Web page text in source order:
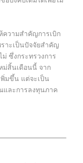
ความสำคัญการเบิก
าะเป็นปัจจัยสำคัญ
ซึ่งกระทรวงการ
ม่สิ้นเดือนนี้ จาก
พิ่มขึ้น แต่จะเป็น
และการลงทุนภาค